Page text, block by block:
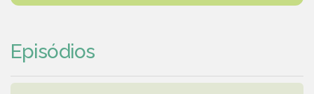
Episódios